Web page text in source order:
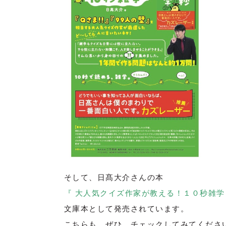
そして、日髙大介さんの本
『 大人気クイズ作家が教える！１０秒雑学
文庫本として発売されています。
こちらも、ぜひ、チェックしてみてくださ